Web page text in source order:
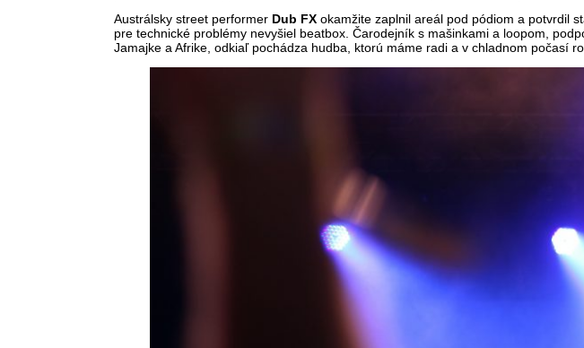
Austrálsky street performer Dub FX okamžite zaplnil areál pod pódiom a potvrdil
pre technické problémy nevyšiel beatbox. Čarodejník s mašinkami a loopom,
Jamajke a Afrike, odkiaľ pochádza hudba, ktorú máme radi a v chladnom počasí